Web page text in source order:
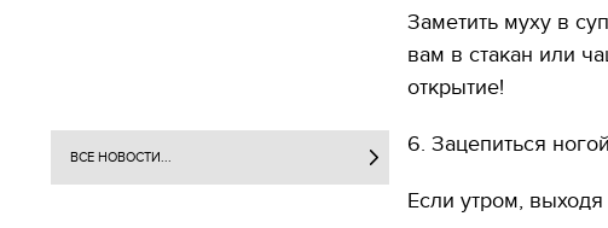
ВСЕ НОВОСТИ...
Заметить муху в
вам в стакан или
открытие!
6. Зацепиться
Если утром,